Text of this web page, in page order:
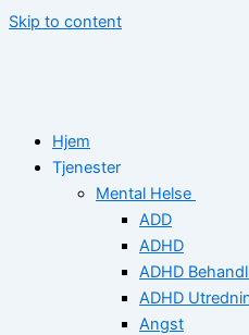
Skip to content
Hjem
Tjenester
Mental Helse
ADD
ADHD
ADHD
ADHD
Angst